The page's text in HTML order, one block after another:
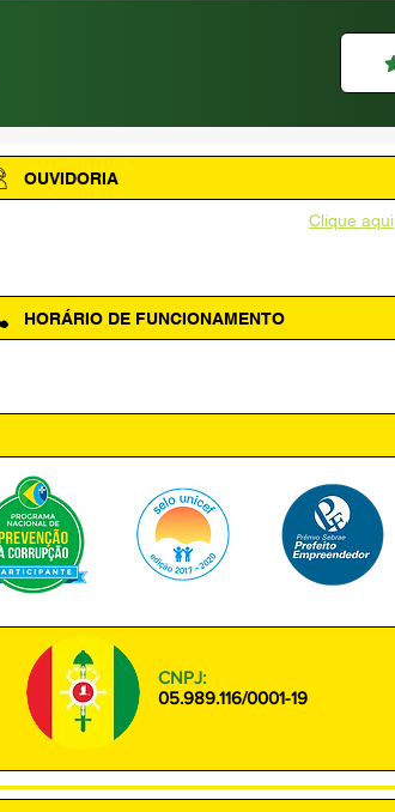
Clique aqui
OUVIDORIA
HORÁRIO DE FUNCIONAMENTO
CNPJ:
05.989.116/0001-19